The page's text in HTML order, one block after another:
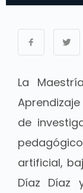
La
de
artificial,
Díaz Díaz